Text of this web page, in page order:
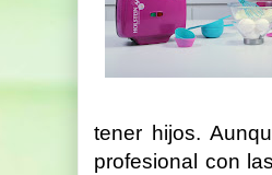
tener hijos.
profesional con